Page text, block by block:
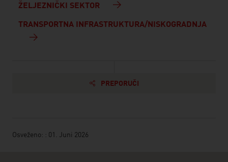
ŽELJEZNIČKI SEKTOR
TRANSPORTNA INFRASTRUKTURA/NISKOGRADNJA
PREPORUČI
Osveženo: : 01. Juni 2026